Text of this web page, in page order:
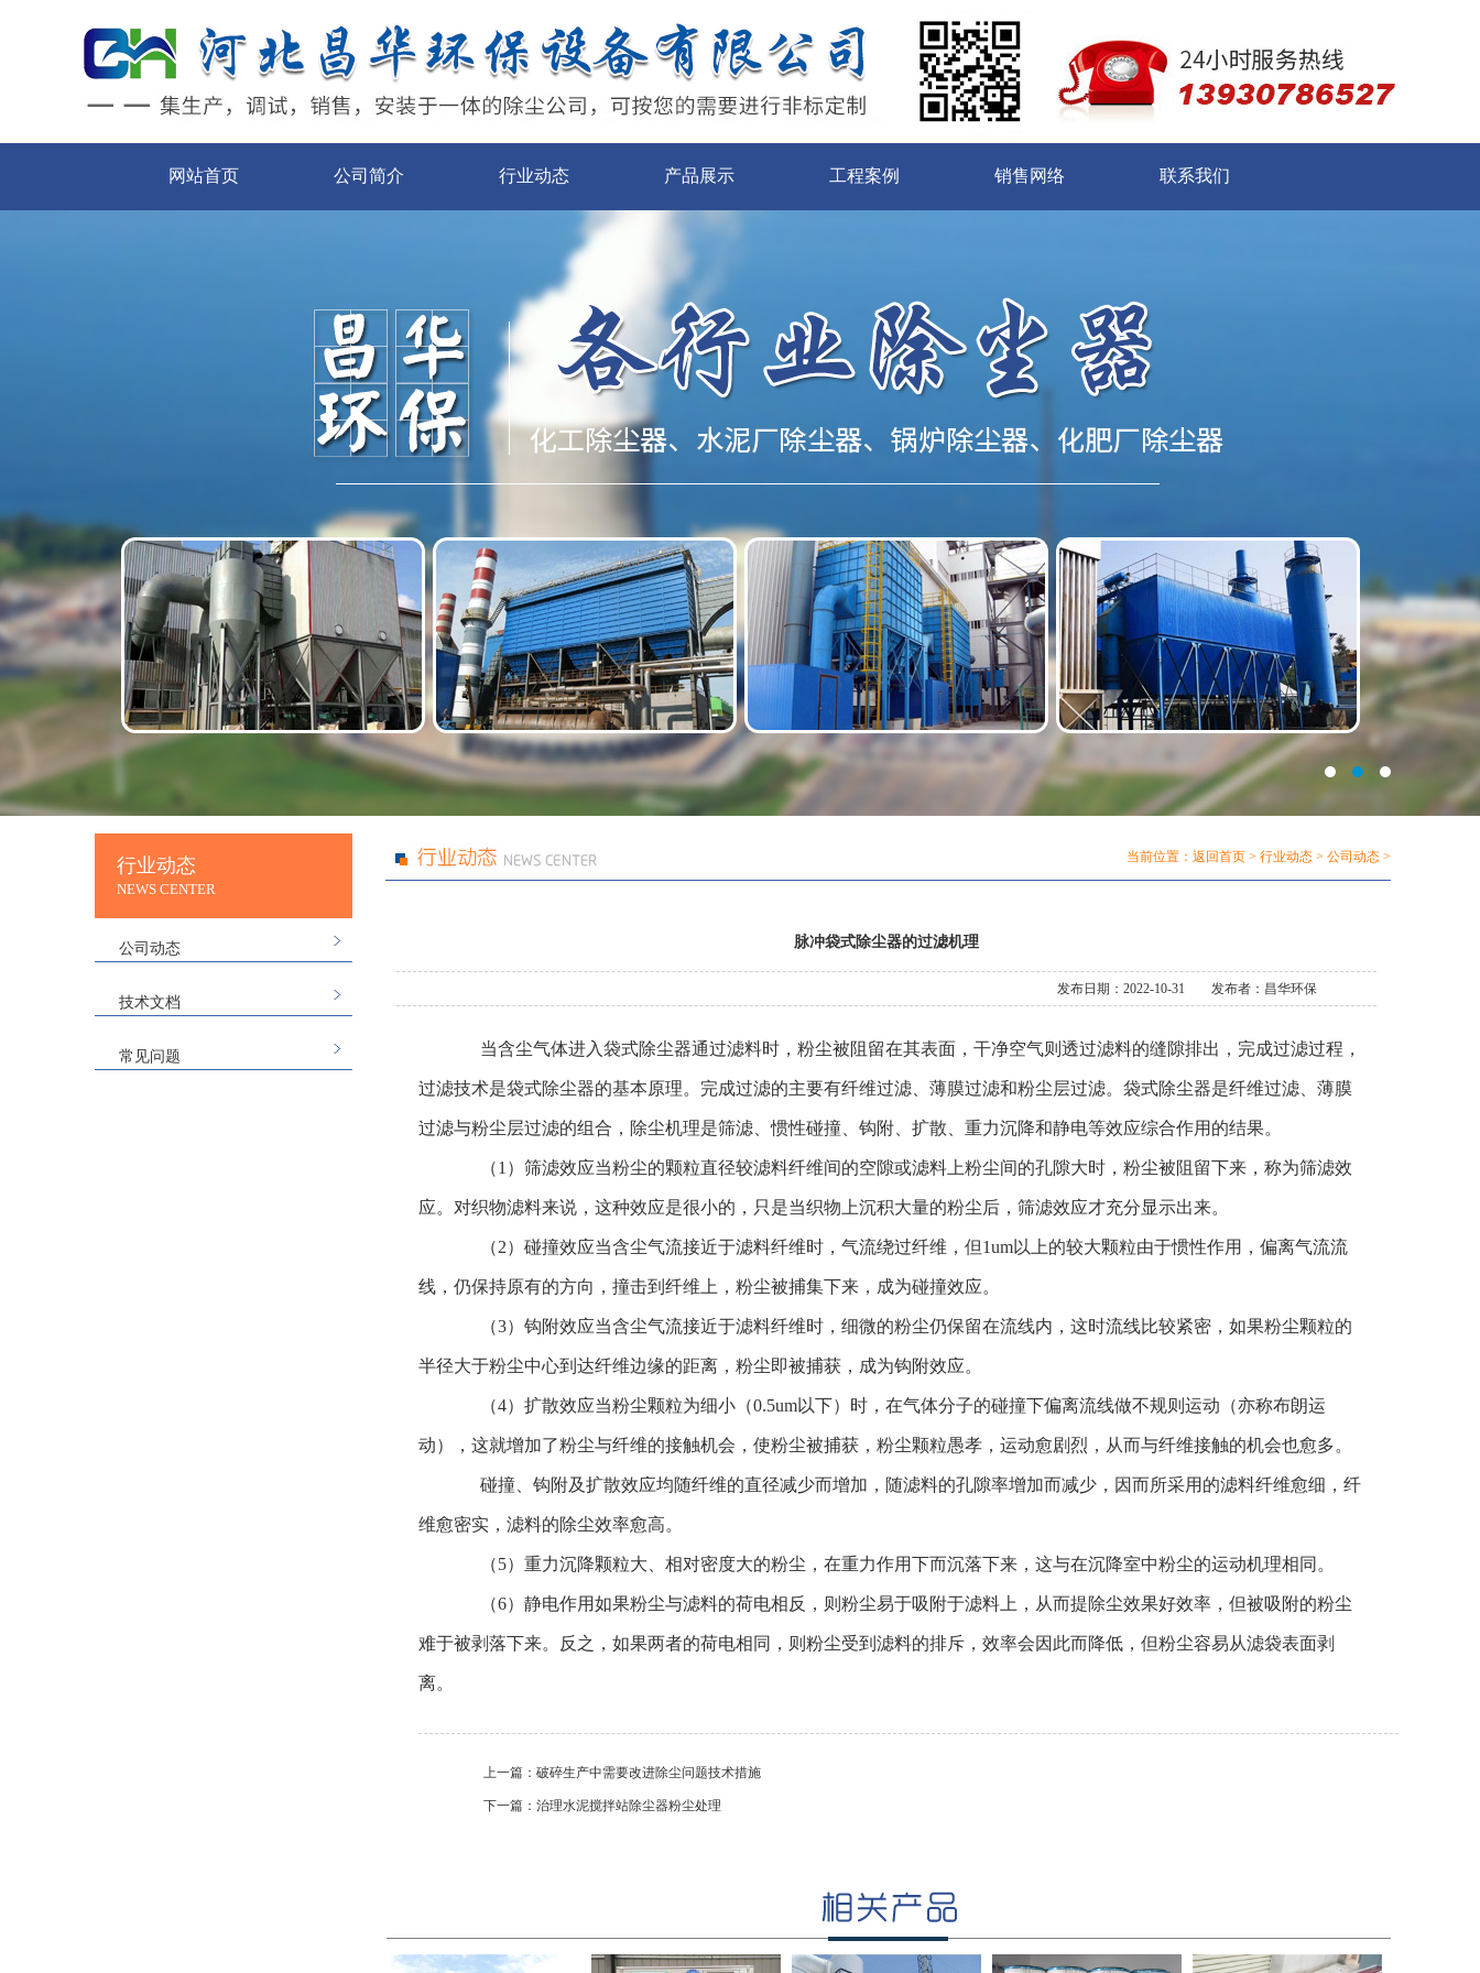
网站首页 公司简介 行业动态 产品展示 工程案例 销售网络 联系我们
行业动态
NEWS CENTER
公司动态
技术文档
常见问题
当前位置： 返回首页 > 行业动态 > 公司动态 >
脉冲袋式除尘器的过滤机理
发布者：昌华环保
发布日期：2022-10-31
当含尘气体进入袋式除尘器通过滤料时，粉尘被阻留在其表面，干净空气则透过滤料的缝隙排出，完成过滤过程，
过滤技术是袋式除尘器的基本原理。完成过滤的主要有纤维过滤、薄膜过滤和粉尘层过滤。袋式除尘器是纤维过滤、薄膜
过滤与粉尘层过滤的组合，除尘机理是筛滤、惯性碰撞、钩附、扩散、重力沉降和静电等效应综合作用的结果。
（1）筛滤效应当粉尘的颗粒直径较滤料纤维间的空隙或滤料上粉尘间的孔隙大时，粉尘被阻留下来，称为筛滤效
应。对织物滤料来说，这种效应是很小的，只是当织物上沉积大量的粉尘后，筛滤效应才充分显示出来。
（2）碰撞效应当含尘气流接近于滤料纤维时，气流绕过纤维，但1um以上的较大颗粒由于惯性作用，偏离气流流
线，仍保持原有的方向，撞击到纤维上，粉尘被捕集下来，成为碰撞效应。
（3）钩附效应当含尘气流接近于滤料纤维时，细微的粉尘仍保留在流线内，这时流线比较紧密，如果粉尘颗粒的
半径大于粉尘中心到达纤维边缘的距离，粉尘即被捕获，成为钩附效应。
（4）扩散效应当粉尘颗粒为细小（0.5um以下）时，在气体分子的碰撞下偏离流线做不规则运动（亦称布朗运
动），这就增加了粉尘与纤维的接触机会，使粉尘被捕获，粉尘颗粒愚孝，运动愈剧烈，从而与纤维接触的机会也愈多。
碰撞、钩附及扩散效应均随纤维的直径减少而增加，随滤料的孔隙率增加而减少，因而所采用的滤料纤维愈细，纤
维愈密实，滤料的除尘效率愈高。
（5）重力沉降颗粒大、相对密度大的粉尘，在重力作用下而沉落下来，这与在沉降室中粉尘的运动机理相同。
（6）静电作用如果粉尘与滤料的荷电相反，则粉尘易于吸附于滤料上，从而提除尘效果好效率，但被吸附的粉尘
难于被剥落下来。反之，如果两者的荷电相同，则粉尘受到滤料的排斥，效率会因此而降低，但粉尘容易从滤袋表面剥
离。
上一篇： 破碎生产中需要改进除尘问题技术措施
下一篇： 治理水泥搅拌站除尘器粉尘处理